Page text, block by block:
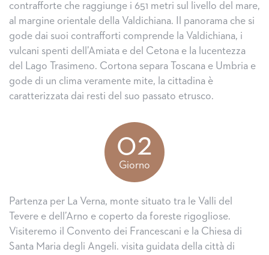
contrafforte che raggiunge i 651 metri sul livello del mare,
al margine orientale della Valdichiana. Il panorama che si
gode dai suoi contrafforti comprende la Valdichiana, i
vulcani spenti dell’Amiata e del Cetona e la lucentezza
del Lago Trasimeno. Cortona separa Toscana e Umbria e
gode di un clima veramente mite, la cittadina è
caratterizzata dai resti del suo passato etrusco.
02
Giorno
Partenza per La Verna, monte situato tra le Valli del
Tevere e dell’Arno e coperto da foreste rigogliose.
Visiteremo il Convento dei Francescani e la Chiesa di
Santa Maria degli Angeli. visita guidata della città di